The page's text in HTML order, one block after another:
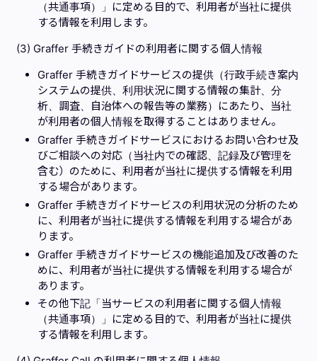
（共通事項）」に定める目的で、利用者が当社に提供
する情報を利用します。
(3) Graffer 手続きガイドの利用者に関する個人情報
Graffer 手続きガイドサービスの提供（行政手続き案内
システムの提供、利用状況に関する情報の集計、分
析、調査、自治体への報告等の業務）にあたり、当社
が利用者の個人情報を取得することはありません。
Graffer 手続きガイドサービスにおけるお問い合わせ及
びご相談への対応（当社内での確認、記録及び管理を
含む）のために、利用者が当社に提供する情報を利用
する場合があります。
Graffer 手続きガイドサービスの利用状況の分析のため
に、利用者が当社に提供する情報を利用する場合があ
ります。
Graffer 手続きガイドサービスの機能追加及び改善のた
めに、利用者が当社に提供する情報を利用する場合が
あります。
その他下記「当サービスの利用者に関する個人情報
（共通事項）」に定める目的で、利用者が当社に提供
する情報を利用します。